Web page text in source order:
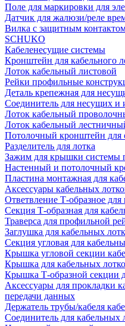
Поле для маркировки для
Датчик для жалюзи/реле
Вилка с защитным
SCHUKO
Кабеленесущие системы
Кронштейн для кабельного
Лоток кабельный листовой
Рейки профильные
Деталь крепежная для
Соединитель для несущих и
Лоток кабельный
Лоток кабельный
Потолочный кронштейн для
Разделитель для лотка
Зажим для крышки системы
Настенный и потолочный
Пластина монтажная для
Аксессуары кабельных
Ответвление Т-образное для
Секция Т-образная для
Траверса для профильной
Заглушка для кабельных
Секция угловая для
Крышка угловой секции
Крышка для кабельных
Крышка Т-образной секции
Аксессуары для прокладки
передачи данных
Держатель трубы/кабеля
Соединитель для кабельных